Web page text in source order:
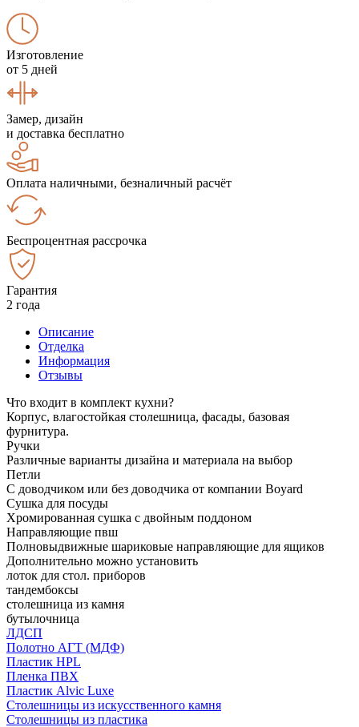
Изготовление
от 5 дней
Замер, дизайн
и доставка бесплатно
Оплата наличными, безналичный расчёт
Беспроцентная рассрочка
Гарантия
2 года
Описание
Отделка
Информация
Отзывы
Что входит в комплект кухни?
Корпус, влагостойкая столешница, фасады, базовая
фурнитура.
Ручки
Различные варианты дизайна и материала на выбор
Петли
С доводчиком или без доводчика от компании Boyard
Сушка для посуды
Хромированная сушка с двойным поддоном
Направляющие пвш
Полновыдвижные шариковые направляющие для ящиков
Дополнительно можно установить
лоток для стол. приборов
тандембоксы
столешница из камня
бутылочница
ЛДСП
Полотно АГТ (МДФ)
Пластик HPL
Пленка ПВХ
Пластик Alvic Luxe
Столешницы из искусственного камня
Столешницы из пластика